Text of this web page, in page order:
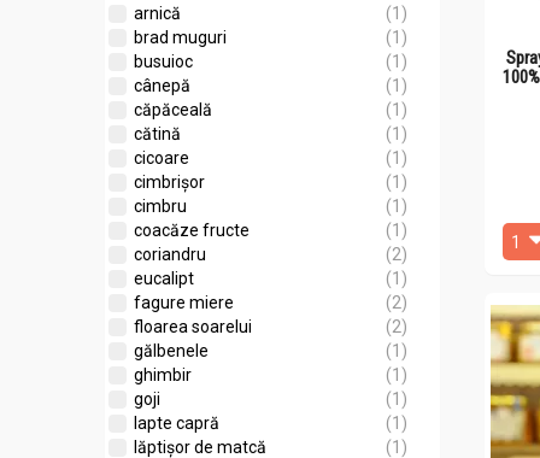
arnică
(1)
brad muguri
(1)
busuioc
(1)
cânepă
(1)
căpăceală
(1)
cătină
(1)
cicoare
(1)
cimbrișor
(1)
cimbru
(1)
coacăze fructe
(1)
coriandru
(2)
eucalipt
(1)
fagure miere
(2)
floarea soarelui
(2)
gălbenele
(1)
ghimbir
(1)
goji
(1)
lapte capră
(1)
lăptișor de matcă
(1)